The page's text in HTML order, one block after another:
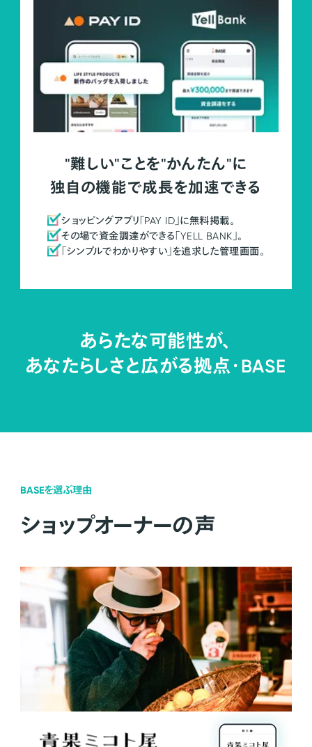
"難しい"ことを"かんたん"に
独自の機能で成長を加速できる
ショッピングアプリ「PAY ID」に無料掲載。
その場で資金調達ができる「YELL BANK」。
「シンプルでわかりやすい」を追求した管理画面。
あらたな可能性が、
あなたらしさと広がる拠点・BASE
BASEを選ぶ理由
ショップオーナーの声